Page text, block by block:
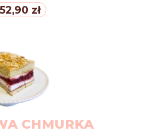
52,90 zł
CHMURKA